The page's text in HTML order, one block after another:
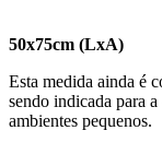
50x75cm (LxA)
Esta medida ainda é
sendo indicada para
ambientes pequenos.